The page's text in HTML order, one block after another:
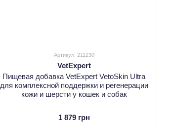
Артикул: 211230
VetExpert
Пищевая добавка VetExpert VetoSkin Ultra
для комплексной поддержки и регенерации
кожи и шерсти у кошек и собак
1 879 грн